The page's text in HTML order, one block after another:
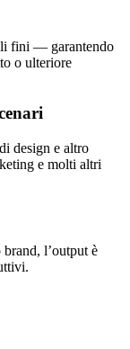
fini — garantendo
o ulteriore
design e altro
e molti altri
l’output è